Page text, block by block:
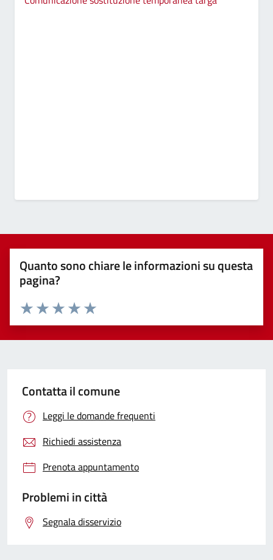
Quanto sono chiare le informazioni su questa
pagina?
Valuta 5 stelle su 5
Valuta 4 stelle su 5
Valuta 3 stelle su 5
Valuta 2 stelle su 5
Valuta 1 stelle su 5
Contatta il comune
Leggi le domande frequenti
Richiedi assistenza
Prenota appuntamento
Problemi in città
Segnala disservizio